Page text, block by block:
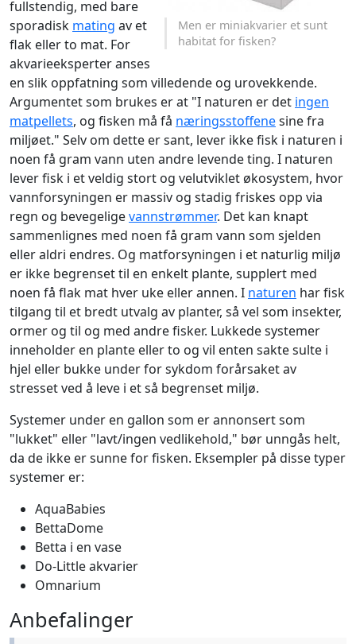
Men er miniakvarier et sunt
habitat for fisken?
fullstendig, med bare
sporadisk mating av et
flak eller to mat. For
akvarieeksperter anses
en slik oppfatning som villedende og urovekkende.
Argumentet som brukes er at "I naturen er det ingen
matpellets, og fisken må få næringsstoffenesine fra
miljøet." Selv om dette er sant, lever ikke fisk i naturen i
noen få gram vann uten andre levende ting. I naturen
lever fisk i et veldig stort og velutviklet økosystem, hvor
vannforsyningen er massiv og stadig friskes opp via
regn og bevegeligevannstrømmer. Det kan knapt
sammenlignes med noen få gram vann som sjelden
eller aldri endres. Og matforsyningen i et naturlig miljø
er ikke begrenset til en enkelt plante, supplert med
noen få flak mat hver uke eller annen. I naturen har fisk
tilgang til et bredt utvalg av planter, så vel som insekter,
ormer og til og med andre fisker. Lukkede systemer
inneholder en plante eller to og vil enten sakte sulte i
hjel eller bukke under for sykdom forårsaket av
stresset ved å leve i et så begrenset miljø.
Systemer under en gallon som er annonsert som
"lukket" eller "lavt/ingen vedlikehold," bør unngås helt,
da de ikke er sunne for fisken. Eksempler på disse typer
systemer er:
AquaBabies
BettaDome
Betta i en vase
Do-Little akvarier
Omnarium
Anbefalinger